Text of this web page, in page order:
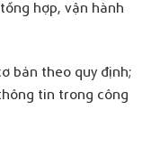
hợp, vận hành
bản theo quy định;
tin trong công